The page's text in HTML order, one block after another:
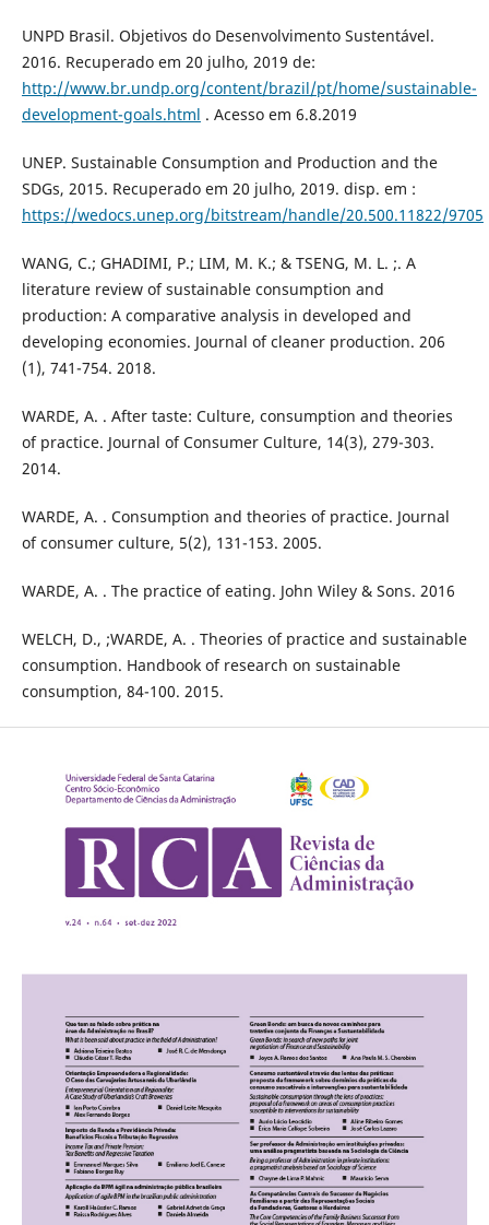
UNPD Brasil. Objetivos do Desenvolvimento Sustentável.
2016. Recuperado em 20 julho, 2019 de:
http://www.br.undp.org/content/brazil/pt/home/sustainable-
development-goals.html . Acesso em 6.8.2019
UNEP. Sustainable Consumption and Production and the
SDGs, 2015. Recuperado em 20 julho, 2019. disp. em :
https://wedocs.unep.org/bitstream/handle/20.500.11822/9705
WANG, C.; GHADIMI, P.; LIM, M. K.; & TSENG, M. L. ;. A
literature review of sustainable consumption and
production: A comparative analysis in developed and
developing economies. Journal of cleaner production. 206
(1), 741-754. 2018.
WARDE, A. . After taste: Culture, consumption and theories
of practice. Journal of Consumer Culture, 14(3), 279-303.
2014.
WARDE, A. . Consumption and theories of practice. Journal
of consumer culture, 5(2), 131-153. 2005.
WARDE, A. . The practice of eating. John Wiley & Sons. 2016
WELCH, D., ;WARDE, A. . Theories of practice and sustainable
consumption. Handbook of research on sustainable
consumption, 84-100. 2015.